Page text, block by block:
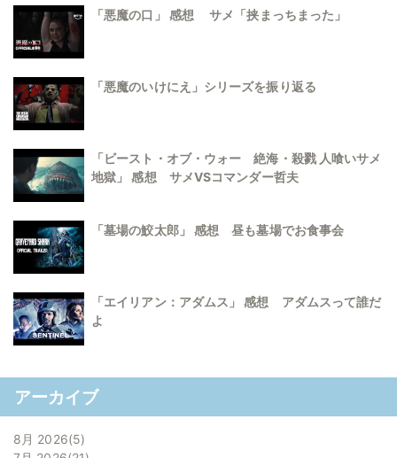
「悪魔の口」 感想 サメ「挟まっちまった」
「悪魔のいけにえ」シリーズを振り返る
「ビースト・オブ・ウォー 絶海・殺戮 人喰いサメ
地獄」 感想 サメVSコマンダー哲夫
「墓場の鮫太郎」 感想 昼も墓場でお食事会
「エイリアン：アダムス」 感想 アダムスって誰だ
よ
アーカイブ
8月 2026 5